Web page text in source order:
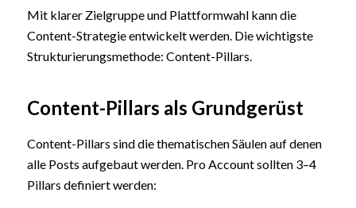
Mit klarer Zielgruppe und Plattformwahl kann die
Content-Strategie entwickelt werden. Die wichtigste
Strukturierungsmethode: Content-Pillars.
Content-Pillars als Grundgerüst
Content-Pillars sind die thematischen Säulen auf denen
alle Posts aufgebaut werden. Pro Account sollten 3–4
Pillars definiert werden: